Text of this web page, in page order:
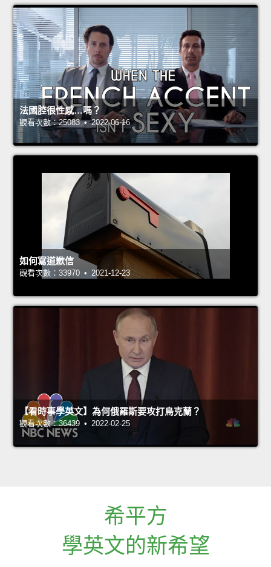
法國腔很性感…嗎？
觀看次數：25083 • 2022-06-16
如何寫道歉信
觀看次數：33970 • 2021-12-23
【看時事學英文】為何俄羅斯要攻打烏克蘭？
觀看次數：36439 • 2022-02-25
希平方
學英文的新希望